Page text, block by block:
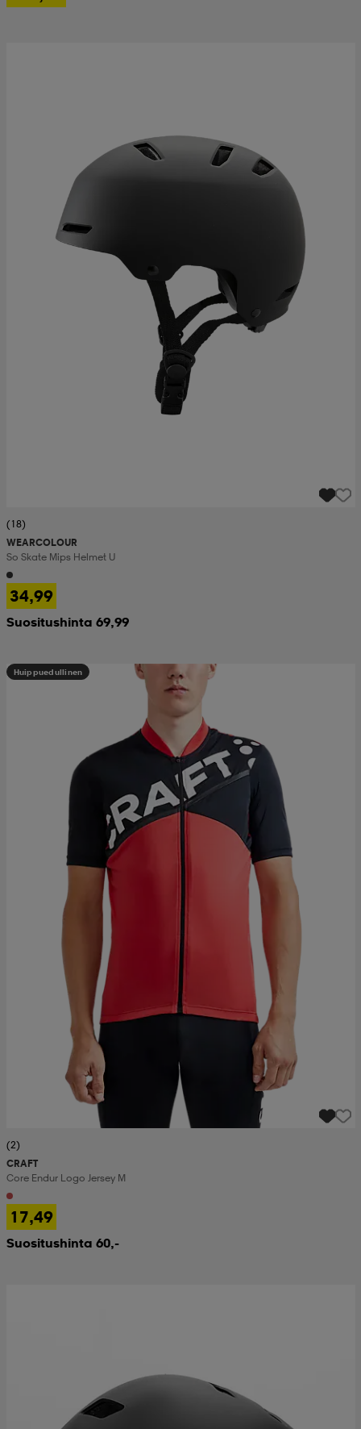
(18)
WEARCOLOUR
So Skate Mips Helmet U
34,99
Suositushinta 69,99
Huippuedullinen
(2)
CRAFT
Core Endur Logo Jersey M
17,49
Suositushinta 60,-